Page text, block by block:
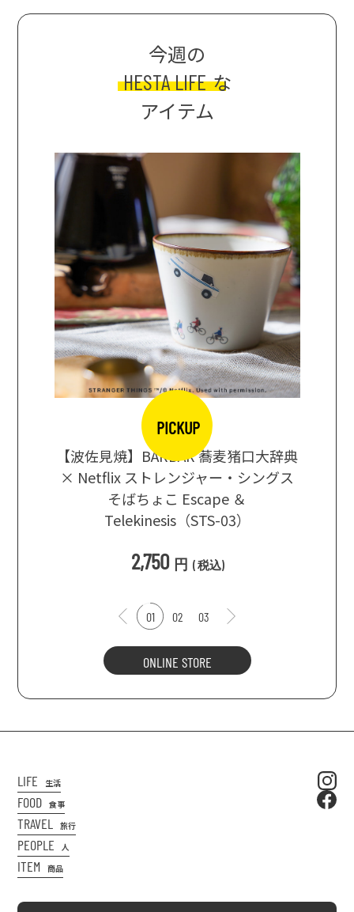
今週の
HESTA LIFE な
アイテム
PICKUP
【波佐見焼】BARBAR 蕎麦猪口大辞典
× Netflix ストレンジャー・シングス
そばちょこ Escape ＆
Telekinesis（STS-03）
2,750 円 (税込)
01 02 03
ONLINE STORE
LIFE 生活
FOOD 食事
TRAVEL 旅行
PEOPLE 人
ITEM 商品